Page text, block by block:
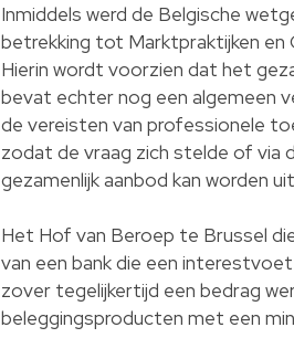
Inmiddels werd de Belgische
betrekking tot Marktpraktijken en
Hierin wordt voorzien dat het
bevat echter nog een algemeen
de vereisten van professionele
zodat de vraag zich stelde of via
gezamenlijk aanbod kan worden
Het Hof van Beroep te Brussel
van een bank die een
zover tegelijkertijd een bedrag
beleggingsproducten met een